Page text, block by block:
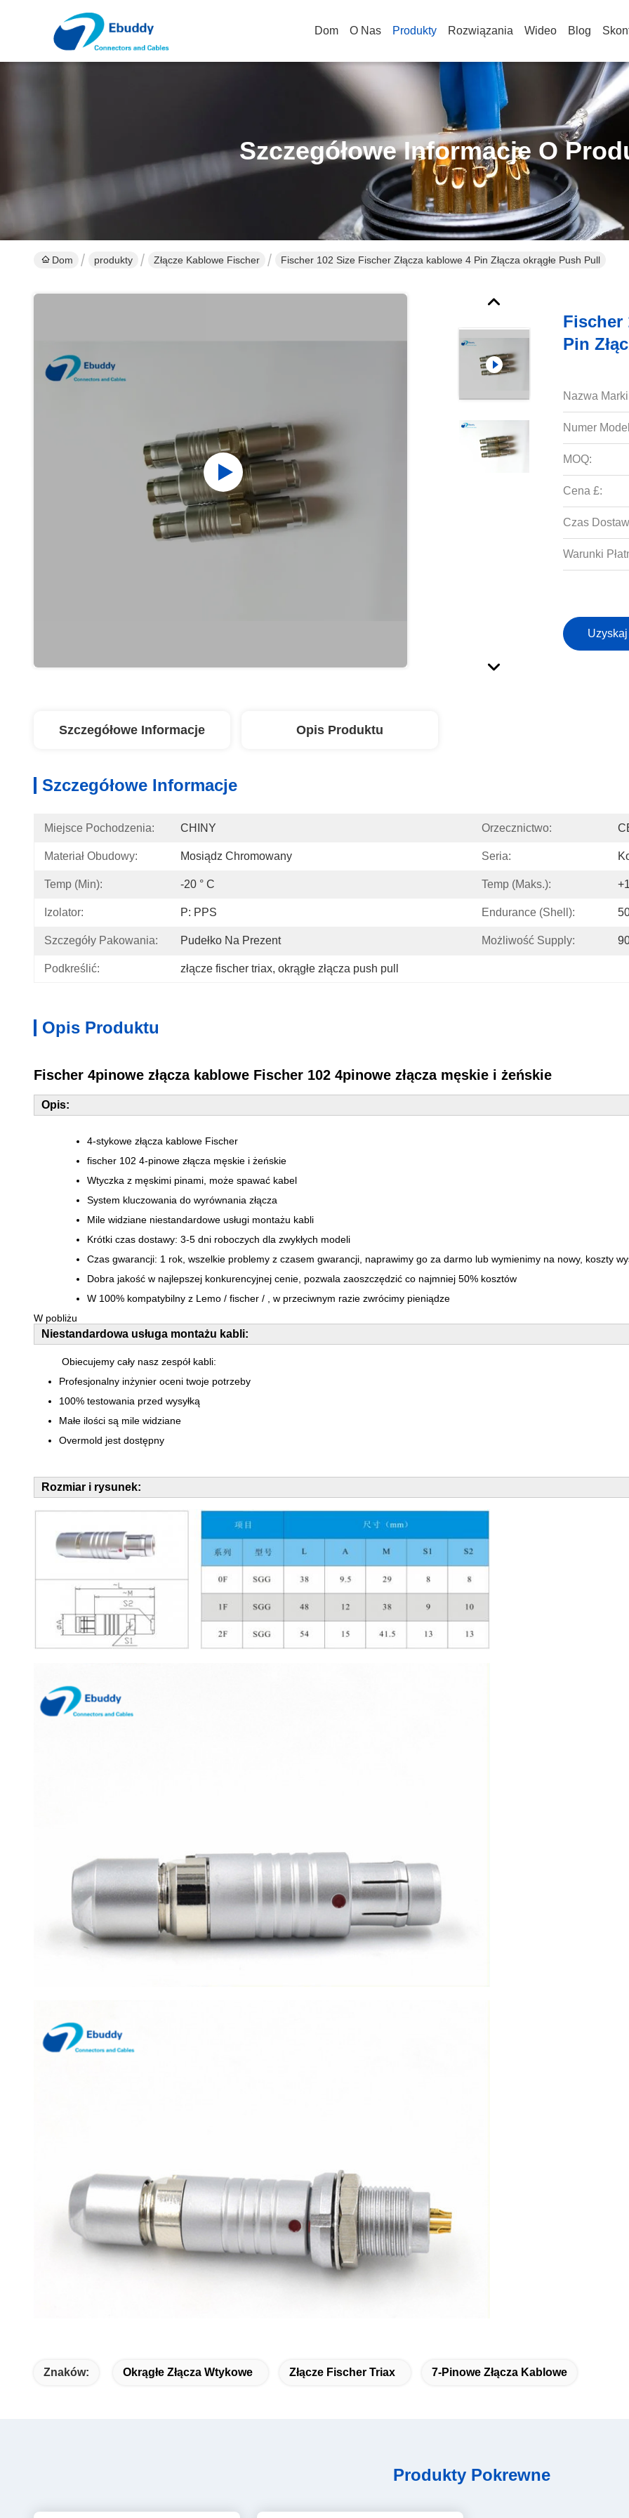
Dom O Nas Produkty Rozwiązania Wideo Blog
Szczegółowe Informacje O
Dom produkty Złącze Kablowe Fischer Fischer 102 Size Fischer Złącza kablowe 4 Pin Złącza okrągłe Push Pull
Fischer
Pin
Nazwa
Numer
MOQ:
Cena £:
Czas
Warunki
Szczegółowe Informacje Opis Produktu
Szczegółowe Informacje
Miejsce Pochodzenia: CHINY Orzecznictwo:
Materiał Obudowy: Mosiądz Chromowany Seria:
Temp (min): -20 ° C Temp (maks.):
Izolator: P: PPS Endurance (Shell):
Szczegóły Pakowania: Pudełko Na Prezent Możliwość Supply:
Podkreślić: złącze fischer triax, okrągłe złącza push pull
Opis Produktu
Fischer 4pinowe złącza kablowe Fischer 102 4pinowe złącza męskie i żeńskie
Opis:
4-stykowe złącza kablowe Fischer
fischer 102 4-pinowe złącza męskie i żeńskie
Wtyczka z męskimi pinami, może spawać kabel
System kluczowania do wyrównania złącza
Mile widziane niestandardowe usługi montażu kabli
Krótki czas dostawy: 3-5 dni roboczych dla zwykłych modeli
Czas gwarancji: 1 rok, wszelkie problemy z czasem gwarancji, naprawimy go za darmo lub wymienimy na nowy, koszty
Dobra jakość w najlepszej konkurencyjnej cenie, pozwala zaoszczędzić co najmniej 50% kosztów
W 100% kompatybilny z Lemo / fischer / , w przeciwnym razie zwrócimy pieniądze
W pobliżu
Niestandardowa usługa montażu kabli:
Obiecujemy cały nasz zespół kabli:
Profesjonalny inżynier oceni twoje potrzeby
100% testowania przed wysyłką
Małe ilości są mile widziane
Overmold jest dostępny
Rozmiar i rysunek:
Znaków: Okrągłe Złącza Wtykowe Złącze Fischer Triax 7-Pinowe Złącza Kablowe
Produkty Pokrewne